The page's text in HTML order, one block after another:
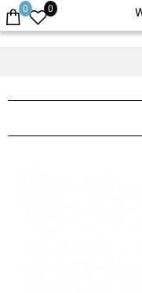
0 0